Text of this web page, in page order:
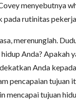
menyebutnya
pada rutinitas
merenunglah.
Anda? Apakah
Anda
pencapaian tujuan
mencapai tujuan